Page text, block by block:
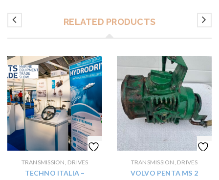
RELATED PRODUCTS
TRANSMISSION, DRIVES
TECHNO ITALIA –
TRANSMISSION, DRIVES
VOLVO PENTA MS 2